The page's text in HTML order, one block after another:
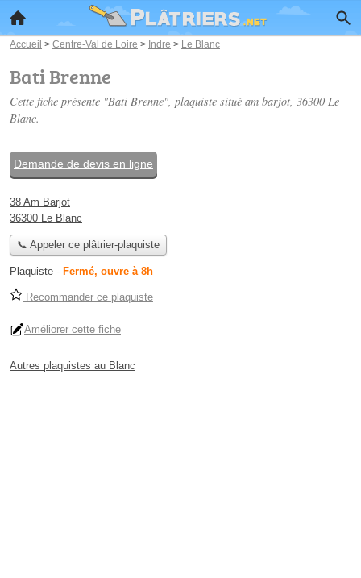
Accueil > Centre-Val de Loire > Indre > Le Blanc
Bati Brenne
Cette fiche présente "Bati Brenne", plaquiste situé am barjot, 36300 Le
Blanc.
Demande de devis en ligne
38 Am Barjot
36300 Le Blanc
📞 Appeler ce plâtrier-plaquiste
Plaquiste - Fermé, ouvre à 8h
Recommander ce plaquiste
Améliorer cette fiche
Autres plaquistes au Blanc